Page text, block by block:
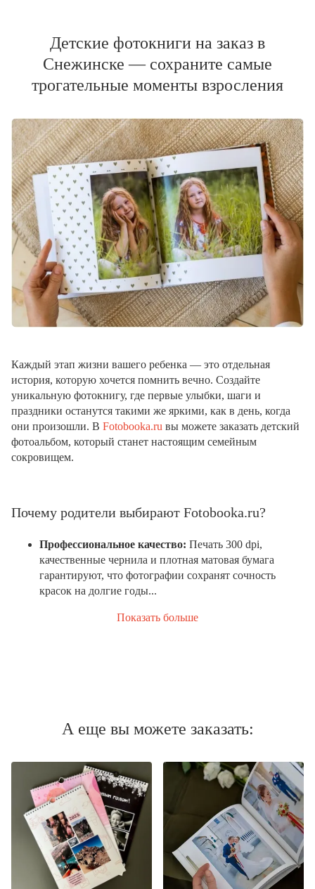
Детские фотокниги на заказ в
Снежинске — сохраните самые
трогательные моменты взросления
Каждый этап жизни вашего ребенка — это отдельная
история, которую хочется помнить вечно. Создайте
уникальную фотокнигу, где первые улыбки, шаги и
праздники останутся такими же яркими, как в день, когда
они произошли. В Fotobooka.ru вы можете заказать детский
фотоальбом, который станет настоящим семейным
сокровищем.
Почему родители выбирают Fotobooka.ru?
Профессиональное качество: Печать 300 dpi,
качественные чернила и плотная матовая бумага
гарантируют, что фотографии сохранят сочность
красок на долгие годы...
Показать больше
А еще вы можете заказать: